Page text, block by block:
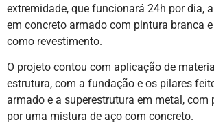
extremidade, que funcionará 24h por dia,
em concreto armado com pintura branca
como revestimento.
O projeto contou com aplicação de
estrutura, com a fundação e os pilares
armado e a superestrutura em metal,
por uma mistura de aço com concreto.